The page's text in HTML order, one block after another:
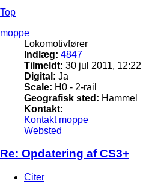
Top
moppe
Lokomotivfører
Indlæg: 4847
Tilmeldt: 30 jul 2011, 12:22
Digital: Ja
Scale: H0 - 2-rail
Geografisk sted: Hammel
Kontakt:
Kontakt moppe
Websted
Re: Opdatering af CS3+
Citer